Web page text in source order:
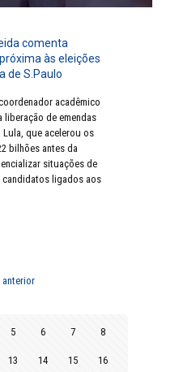
comenta
às eleições
de S.Paulo
acadêmico
liberação de emendas
que acelerou os
bilhões antes da
situações de
ligados aos
anterior
5 6 7 8
13 14 15 16